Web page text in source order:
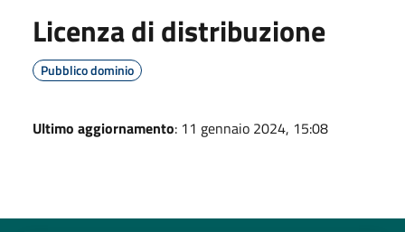
Licenza di distribuzione
Pubblico dominio
Ultimo aggiornamento: 11 gennaio 2024, 15:08